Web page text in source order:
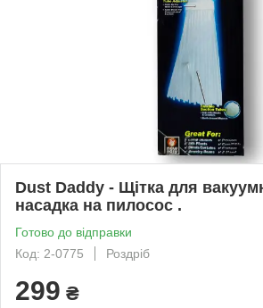
Dust Daddy - Щітка для
насадка на пилосос .
Готово до відправки
Код: 2-0775
Роздріб
299 ₴